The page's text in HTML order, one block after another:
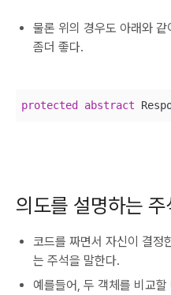
물론 위의 경우도 아래와 같
좀더 좋다.
protected abstract
의도를 설명하는 주
코드를 짜면서 자신이 결정
는 주석을 말한다.
예를들어, 두 객체를 비교